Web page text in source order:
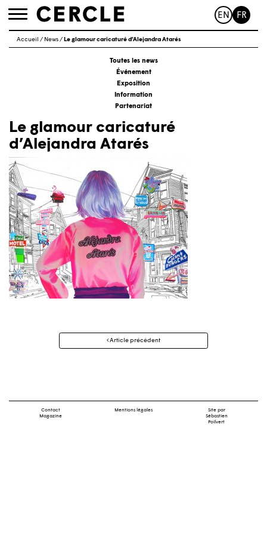
Toggle
EN FR
Accueil / News/ Le glamour caricaturé d’Alejandra Atarés
Toutes les news
Événement
Exposition
Information
Partenariat
Le glamour caricaturé
d’Alejandra Atarés
Navigation
Article précédent
Contact
Magazine
Mentions légales
Site par
Sébastien
Poilvert